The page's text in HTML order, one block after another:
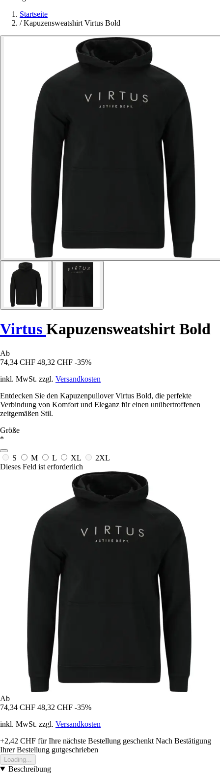
Startseite
/ Kapuzensweatshirt Virtus Bold
Virtus Kapuzensweatshirt Bold
Ab
74,34 CHF 48,32 CHF -35%
inkl. MwSt. zzgl. Versandkosten
Entdecken Sie den Kapuzenpullover Virtus Bold, die perfekte
Verbindung von Komfort und Eleganz für einen unübertroffenen
zeitgemäßen Stil.
Größe
*
S M L XL
2XL
Dieses Feld ist erforderlich
Ab
74,34 CHF 48,32 CHF -35%
inkl. MwSt. zzgl. Versandkosten
+2,42 CHF für Ihre nächste Bestellung geschenkt Nach Bestätigung
Ihrer Bestellung gutgeschrieben
Loading...
Beschreibung